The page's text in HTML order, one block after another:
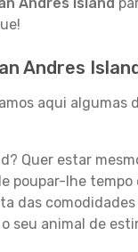
Andres
aqui algumas
Quer estar
poupar-lhe tempo
das
seu animal de